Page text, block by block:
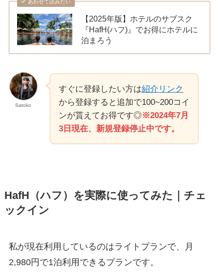
あわせて読みたい
【2025年版】ホテルのサブスク
『HafH(ハフ)』でお得にホテルに
泊まろう
Satoko
すぐに登録したい方は紹介リンク
から登録すると追加で100~200コイ
ンが貰えてお得です◎※2024年7月
3日現在、新規登録停止中です。
HafH （ハフ）を実際に使ってみた｜チェ
ックイン
私が現在利用しているのはライトプランで、
月
2,980円で1泊利用できるプランです。